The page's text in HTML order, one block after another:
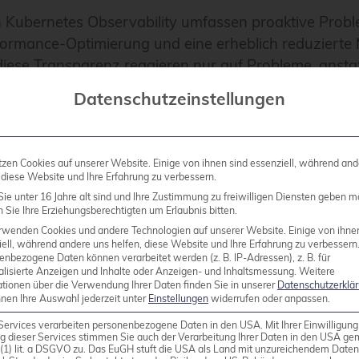
Observability umfassen proaktive
Optimierung und eine erheblich reduzierte
Transparenz reagieren nur auf Probleme,
Kubernetes-
lassen sich in drei Hauptkategorien unterteilen:
und Tracing-Tools für die Request-Verfolgung.
und ergänzt die anderen für eine
Grafana und Kubernetes-native Lösungen
Network-Traffic und Custom-Metriken
Datenschutzeinstellungen
Cookies auf unserer Website. Einige von ihnen sind essenziell, während
Website und Ihre Erfahrung zu verbessern.
unter 16 Jahre alt sind und Ihre Zustimmung zu freiwilligen Diensten geben
Sie Ihre Erziehungsberechtigten um Erlaubnis bitten.
Cookies und andere Technologien auf unserer Website. Einige von
während andere uns helfen, diese Website und Ihre Erfahrung zu verbessern.
Daten können verarbeitet werden (z. B. IP-Adressen), z. B. für
Anzeigen und Inhalte oder Anzeigen- und Inhaltsmessung. Weitere
über die Verwendung Ihrer Daten finden Sie in unserer
Ihre Auswahl jederzeit unter Einstellungen widerrufen oder anpassen.
verarbeiten personenbezogene Daten in den USA. Mit Ihrer
dieser Services stimmen Sie auch der Verarbeitung Ihrer Daten in den USA
lit. a DSGVO zu. Das EuGH stuft die USA als Land mit unzureichendem